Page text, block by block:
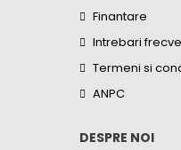
Finantare
Intrebari
Termeni si
ANPC
DESPRE NOI